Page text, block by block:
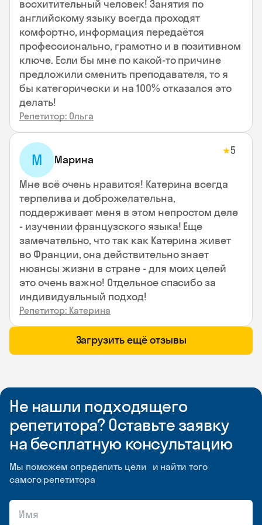
восхитительный человек! Занятия по
английскому языку всегда проходят
комфортно, информация передаётся
профессионально, грамотно и в позитивном
ключе. Если бы мне по какой-то причине
предложили сменить преподавателя, то я
бы категорически и на 100% отказался это
делать!
Репетитор: Ольга
М Марина
★5
Мне всё очень нравится! Катерина всегда
терпелива и доброжелательна,
поддерживает меня в этом непростом деле
- изучении французского языка! Еще
замечательно, что так как Катерина живет
во Франции, она действительно знает
нюансы жизни в стране - для моих целей
это очень важно! Отдельное спасибо за
индивидуальный подход!
Репетитор: Катерина
Загрузить ещё отзывы
Не нашли подходящего
репетитора? Оставьте заявку
на бесплатную консультацию
Мы поможем определить цели и найти того
самого репетитора